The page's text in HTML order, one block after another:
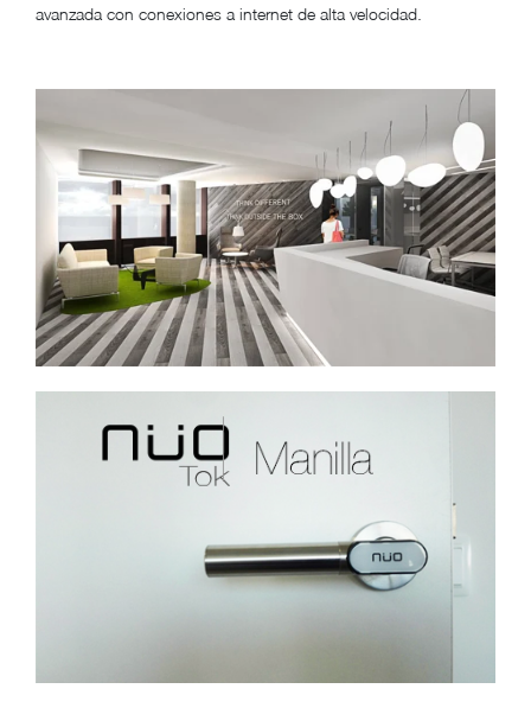
avanzada con conexiones a internet de alta velocidad.